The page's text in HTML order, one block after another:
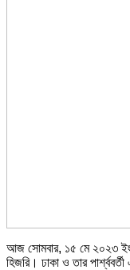
আজ সোমবার, ১৫ মে ২০২৩
হিজরি। ঢাকা ও তার